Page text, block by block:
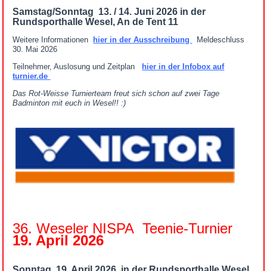
Samstag/Sonntag 13. / 14. Juni 2026 in der
Rundsporthalle Wesel, An de Tent 11
Weitere Informationen hier in der Ausschreibung
Meldeschluss
30. Mai 2026
Teilnehmer, Auslosung und Zeitplan
hier in der Infobox auf
turnier.de
Das Rot-Weisse Turnierteam freut sich schon auf zwei Tage
Badminton mit euch in Wesel!! :)
36. Weseler NISPA Teenie-Turnier
19. April 2026